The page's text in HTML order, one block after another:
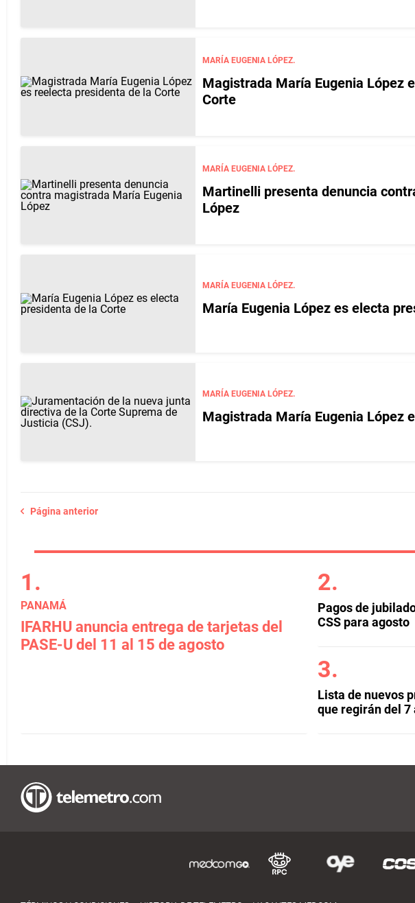
MARÍA EUGENIA LÓPEZ.
Magistrada María Eugenia López
Corte
MARÍA EUGENIA LÓPEZ.
Martinelli presenta denuncia
López
MARÍA EUGENIA LÓPEZ.
María Eugenia López es electa
MARÍA EUGENIA LÓPEZ.
Magistrada María Eugenia López
Página anterior
PANAMÁ
IFARHU anuncia entrega de tarjetas del
PASE-U del 11 al 15 de agosto
Pagos de
CSS para agosto
Lista de nuevos
que regirán del 7